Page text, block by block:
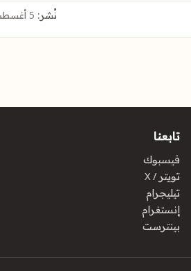
نُشر:
تابعنا
فيسبوك
تويتر / X
تيليجرام
إنستغرام
بينترست